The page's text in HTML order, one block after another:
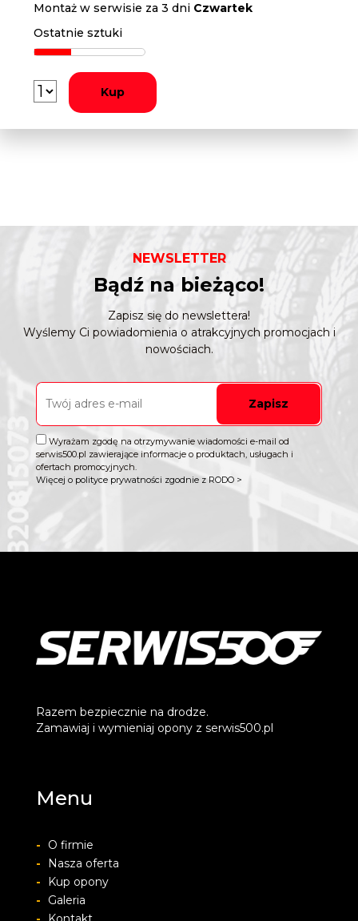
Montaż w serwisie za 3 dni Czwartek
Ostatnie sztuki
Kup
NEWSLETTER
Bądź na bieżąco!
Zapisz się do newslettera!
Wyślemy Ci powiadomienia o atrakcyjnych promocjach i
nowościach.
Zapisz
Wyrażam zgodę na otrzymywanie wiadomości e-mail od
serwis500.pl zawierające informacje o produktach, usługach i
ofertach promocyjnych.
Więcej o polityce prywatności zgodnie z RODO >
Razem bezpiecznie na drodze.
Zamawiaj i wymieniaj opony z serwis500.pl
Menu
-
O firmie
-
Nasza oferta
-
Kup opony
-
Galeria